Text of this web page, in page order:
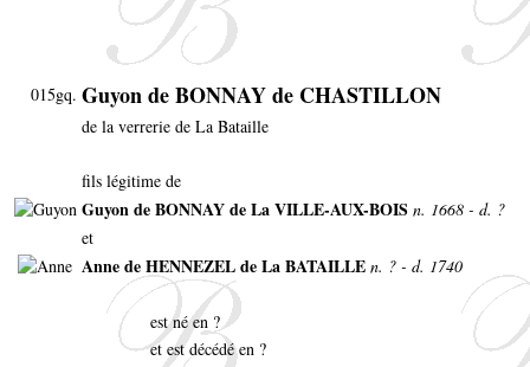
015gq. Guyon de BONNAY de CHASTILLON
de la verrerie de La Bataille
fils légitime de
Guyon de BONNAY de La VILLE-AUX-BOIS n. 1668 - d. ?
et
Anne de HENNEZEL de La BATAILLE n. ? - d. 1740
est né en ?
et est décédé en ?